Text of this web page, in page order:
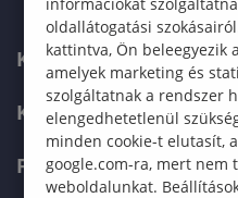
KARUNK
KÉPZÉSEK
FELVÉTELIZŐKNEK
oldallátogatási
kattintva, Ön beleegyezik
amelyek marketing és
szolgáltatnak a rendszer
elengedhetetlenül
minden cookie-t elutasít,
google.com-ra, mert
weboldalunkat.